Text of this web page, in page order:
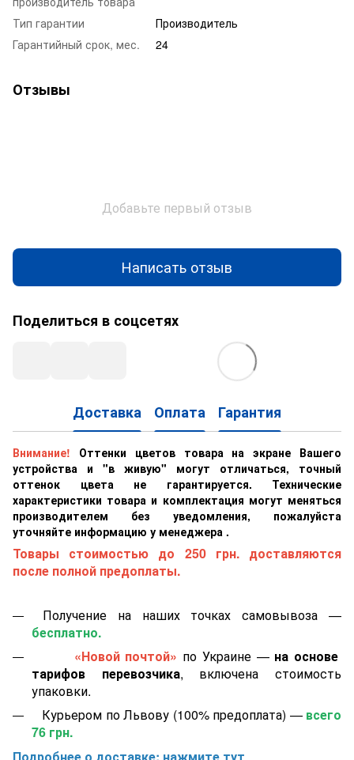
Тип гарантии
Производитель
Гарантийный срок, мес.
24
Отзывы
Добавьте первый отзыв
Написать отзыв
Поделиться в соцсетях
Доставка Оплата Гарантия
Внимание!
Оттенки цветов товара на экране Вашего
устройства и "в живую" могут отличаться, точный
оттенок цвета не гарантируется. Технические
характеристики товара и комплектация могут меняться
производителем без уведомления, пожалуйста
уточняйте информацию у менеджера .
Товары стоимостью до 250 грн. доставляются
после полной предоплаты.
Получение на наших точках самовывоза —
бесплатно.
«Новой почтой» по Украине — на основе
тарифов перевозчика, включена стоимость
упаковки.
Курьером по Львову (100% предоплата) — всего
76 грн.
Подробнее о доставке: нажмите тут